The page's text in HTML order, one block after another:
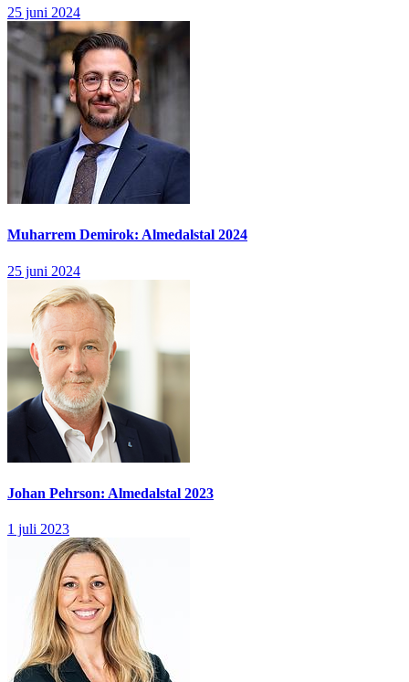
25 juni 2024
Muharrem Demirok: Almedalstal 2024
25 juni 2024
Johan Pehrson: Almedalstal 2023
1 juli 2023